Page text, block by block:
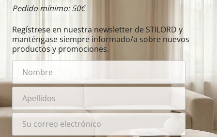
Pedido mínimo: 50€
Regístrese en nuestra newsletter de STILORD y
manténgase siempre informado/a sobre nuevos
productos y promociones.